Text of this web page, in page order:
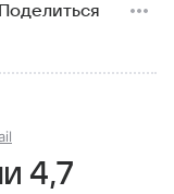
Поделиться
4,7